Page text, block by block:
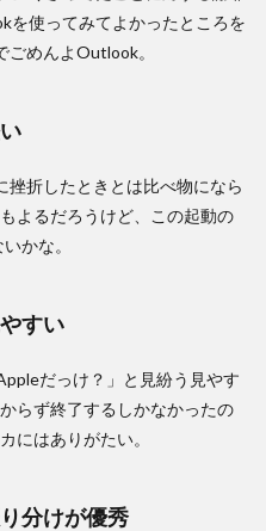
を使ってみてよかったところを
めんよOutlook。
折したときとは比べ物になら
よるだろうけど、この起動の
かな。
すい
だっけ？」と見紛う見やす
らず終了するしかなかったの
にはありがたい。
分けが優秀